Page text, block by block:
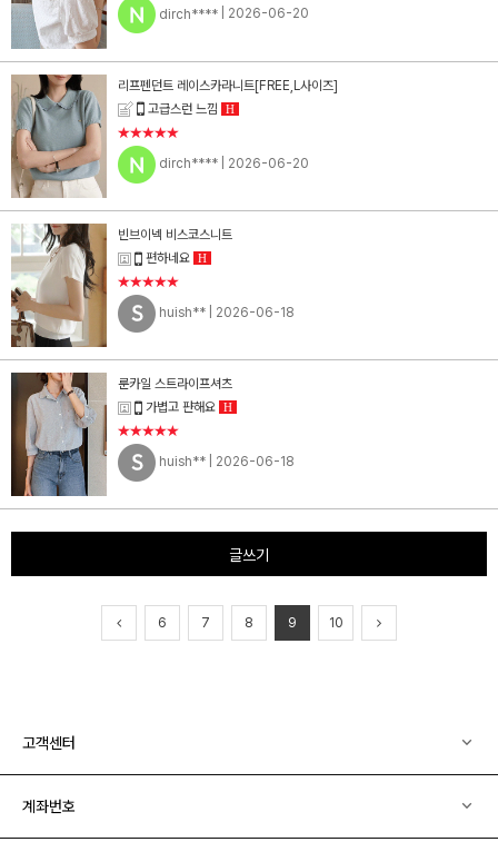
dirch****
| 2026-06-20
리프펜던트 레이스카라니트[FREE,L사이즈]
고급스런 느낌
H
★★★★★
dirch****
| 2026-06-20
빈브이넥 비스코스니트
편하네요 H
★★★★★
huish**
| 2026-06-18
룬카일 스트라이프셔츠
가볍고 퍈해요 H
★★★★★
huish**
| 2026-06-18
글쓰기
6 7 8 9 10
고객센터
계좌번호